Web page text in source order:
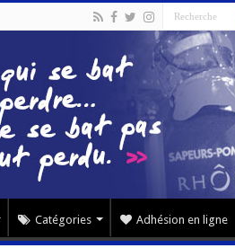
Catégories Adhésion en ligne